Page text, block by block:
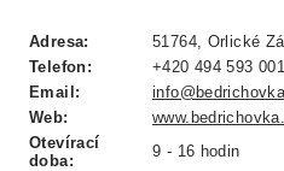
Adresa:
51764, Orlické
Telefon:
+420 494 593 001
Email:
Web:
Otevírací
doba:
9 - 16 hodin